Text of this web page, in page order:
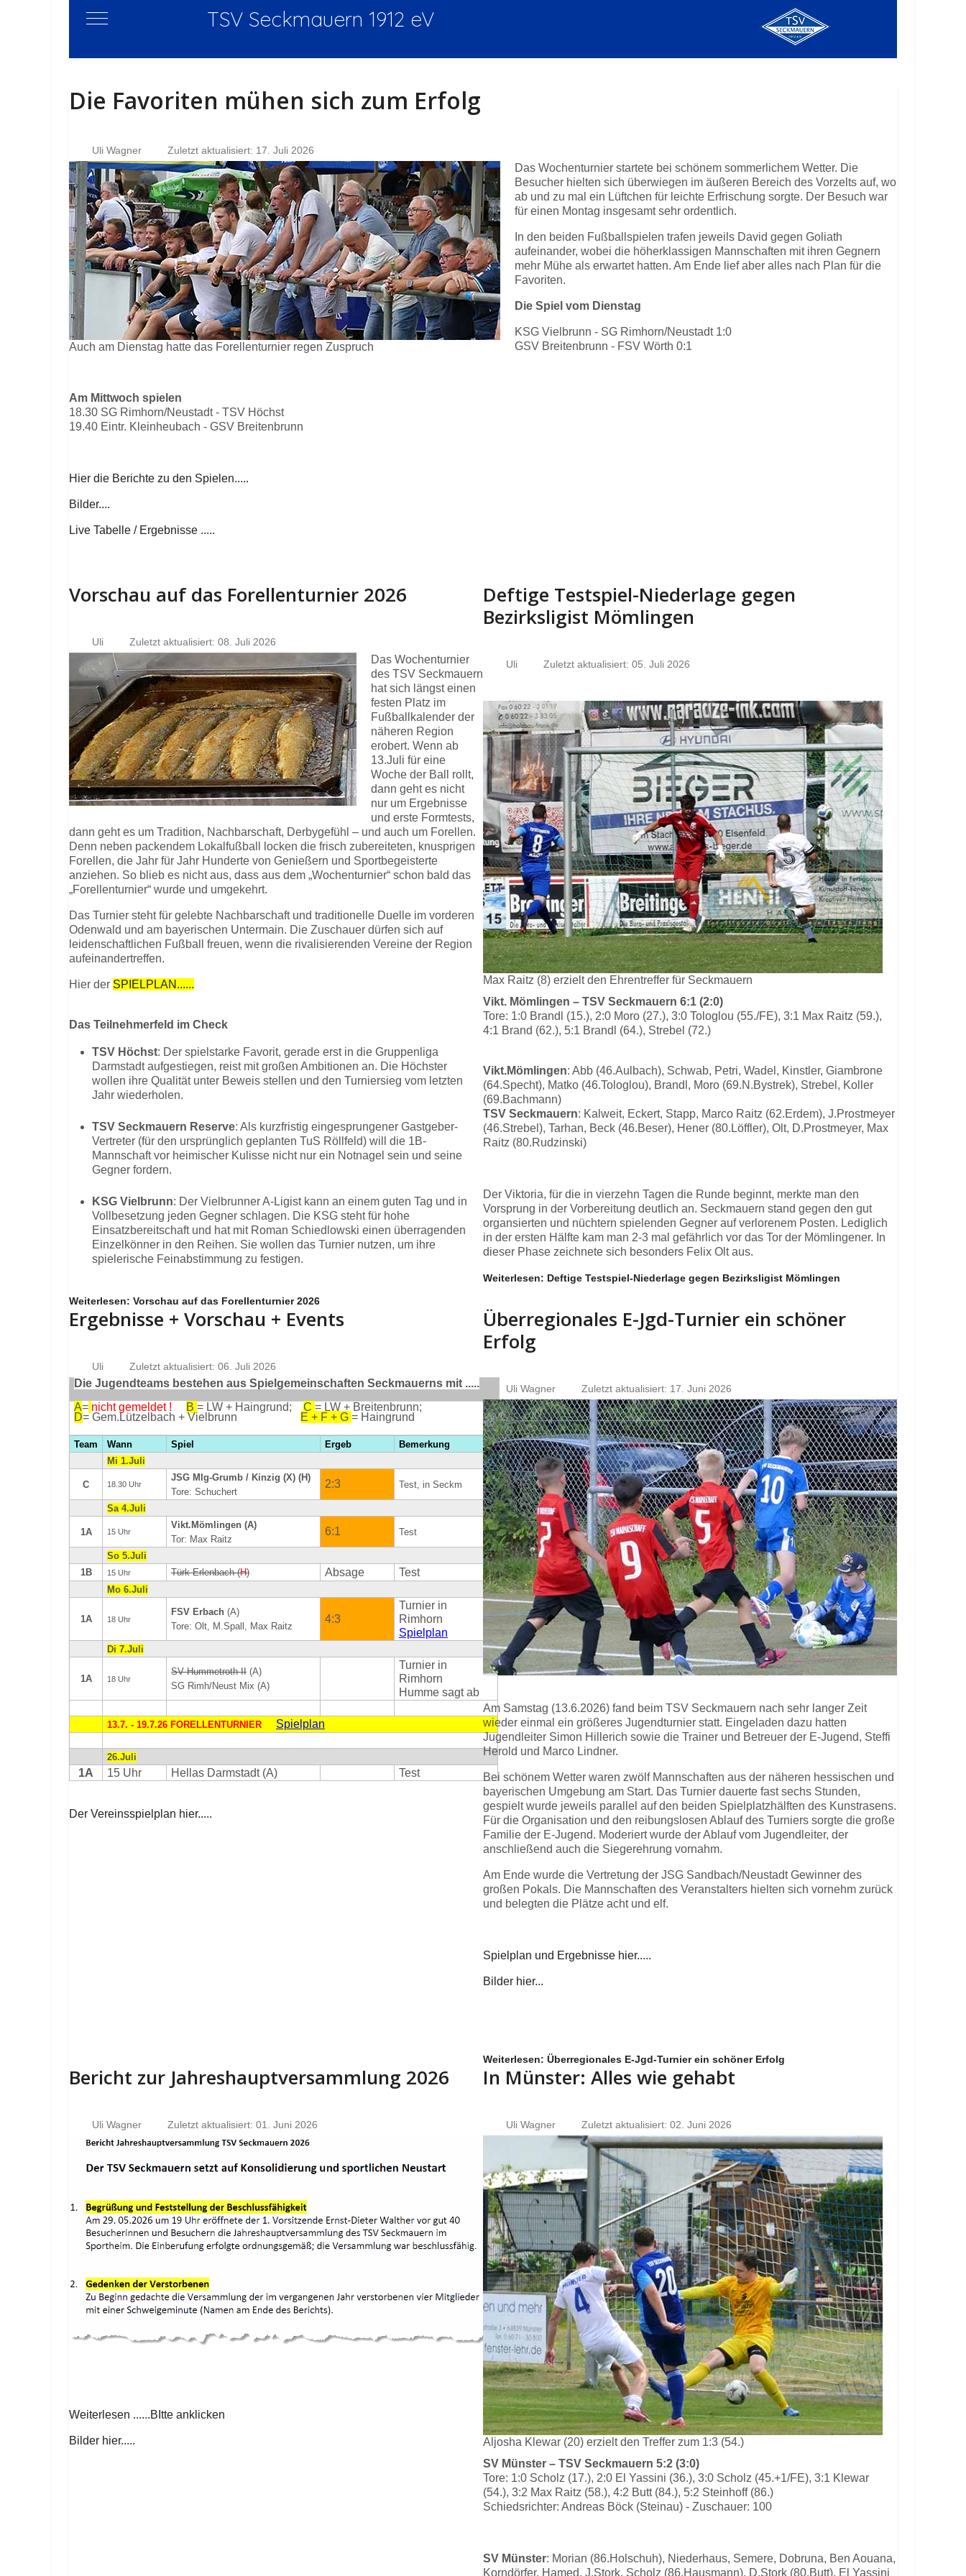
Mobile Menu Toggle TSV Seckmauern 1912 eV
Die Favoriten mühen sich zum Erfolg
Uli Wagner Zuletzt aktualisiert: 17. Juli 2026
Auch am Dienstag hatte das Forellenturnier regen Zuspruch
Das Wochenturnier startete bei schönem sommerlichem Wetter. Die
Besucher hielten sich überwiegen im äußeren Bereich des Vorzelts auf, wo
ab und zu mal ein Lüftchen für leichte Erfrischung sorgte. Der Besuch war
für einen Montag insgesamt sehr ordentlich.
In den beiden Fußballspielen trafen jeweils David gegen Goliath
aufeinander, wobei die höherklassigen Mannschaften mit ihren Gegnern
mehr Mühe als erwartet hatten. Am Ende lief aber alles nach Plan für die
Favoriten.
Die Spiel vom Dienstag
KSG Vielbrunn - SG Rimhorn/Neustadt 1:0
GSV Breitenbrunn - FSV Wörth 0:1
Am Mittwoch spielen
18.30 SG Rimhorn/Neustadt - TSV Höchst
19.40 Eintr. Kleinheubach - GSV Breitenbrunn
Hier die Berichte zu den Spielen.....
Bilder....
Live Tabelle / Ergebnisse .....
Vorschau auf das Forellenturnier 2026
Uli Zuletzt aktualisiert: 08. Juli 2026
Das Wochenturnier
des TSV Seckmauern
hat sich längst einen
festen Platz im
Fußballkalender der
näheren Region
erobert. Wenn ab
13.Juli für eine
Woche der Ball rollt,
dann geht es nicht
nur um Ergebnisse
und erste Formtests,
dann geht es um Tradition, Nachbarschaft, Derbygefühl – und auch um Forellen.
Denn neben packendem Lokalfußball locken die frisch zubereiteten, knusprigen
Forellen, die Jahr für Jahr Hunderte von Genießern und Sportbegeisterte
anziehen. So blieb es nicht aus, dass aus dem „Wochenturnier“ schon bald das
„Forellenturnier“ wurde und umgekehrt.
Das Turnier steht für gelebte Nachbarschaft und traditionelle Duelle im vorderen
Odenwald und am bayerischen Untermain. Die Zuschauer dürfen sich auf
leidenschaftlichen Fußball freuen, wenn die rivalisierenden Vereine der Region
aufeinandertreffen.
Hier der SPIELPLAN......
Das Teilnehmerfeld im Check
TSV Höchst: Der spielstarke Favorit, gerade erst in die Gruppenliga
Darmstadt aufgestiegen, reist mit großen Ambitionen an. Die Höchster
wollen ihre Qualität unter Beweis stellen und den Turniersieg vom letzten
Jahr wiederholen.
TSV Seckmauern Reserve: Als kurzfristig eingesprungener Gastgeber-
Vertreter (für den ursprünglich geplanten TuS Röllfeld) will die 1B-
Mannschaft vor heimischer Kulisse nicht nur ein Notnagel sein und seine
Gegner fordern.
KSG Vielbrunn: Der Vielbrunner A-Ligist kann an einem guten Tag und in
Vollbesetzung jeden Gegner schlagen. Die KSG steht für hohe
Einsatzbereitschaft und hat mit Roman Schiedlowski einen überragenden
Einzelkönner in den Reihen. Sie wollen das Turnier nutzen, um ihre
spielerische Feinabstimmung zu festigen.
Weiterlesen: Vorschau auf das Forellenturnier 2026
Deftige Testspiel-Niederlage gegen
Bezirksligist Mömlingen
Uli Zuletzt aktualisiert: 05. Juli 2026
Max Raitz (8) erzielt den Ehrentreffer für Seckmauern
Vikt. Mömlingen – TSV Seckmauern 6:1 (2:0)
Tore: 1:0 Brandl (15.), 2:0 Moro (27.), 3:0 Tologlou (55./FE), 3:1 Max Raitz (59.),
4:1 Brand (62.), 5:1 Brandl (64.), Strebel (72.)
Vikt.Mömlingen: Abb (46.Aulbach), Schwab, Petri, Wadel, Kinstler, Giambrone
(64.Specht), Matko (46.Tologlou), Brandl, Moro (69.N.Bystrek), Strebel, Koller
(69.Bachmann)
TSV Seckmauern: Kalweit, Eckert, Stapp, Marco Raitz (62.Erdem), J.Prostmeyer
(46.Strebel), Tarhan, Beck (46.Beser), Hener (80.Löffler), Olt, D.Prostmeyer, Max
Raitz (80.Rudzinski)
Der Viktoria, für die in vierzehn Tagen die Runde beginnt, merkte man den
Vorsprung in der Vorbereitung deutlich an. Seckmauern stand gegen den gut
organsierten und nüchtern spielenden Gegner auf verlorenem Posten. Lediglich
in der ersten Hälfte kam man 2-3 mal gefährlich vor das Tor der Mömlingener. In
dieser Phase zeichnete sich besonders Felix Olt aus.
Weiterlesen: Deftige Testspiel-Niederlage gegen Bezirksligist Mömlingen
Ergebnisse + Vorschau + Events
Uli Zuletzt aktualisiert: 06. Juli 2026
Die Jugendteams bestehen aus Spielgemeinschaften Seckmauerns mit .....
A= nicht gemeldet ! B = LW + Haingrund; C = LW + Breitenbrunn;
D= Gem.Lützelbach + Vielbrunn E + F + G = Haingrund
Team Wann Spiel Ergeb
Bemerkung
Mi 1.Juli
C 18.30 Uhr
JSG Mlg-Grumb / Kinzig (X) (H)
Tore: Schuchert
2:3 Test, in Seckm
Sa 4.Juli
1A 15 Uhr
Vikt.Mömlingen (A)
Tor: Max Raitz
6:1 Test
So 5.Juli
1B
15 Uhr Türk Erlenbach (H) Absage Test
Mo 6.Juli
1A 18 Uhr
FSV Erbach (A)
Tore: Olt, M.Spall, Max Raitz
4:3
Turnier in
Rimhorn
Spielplan
Di 7.Juli
1A 18 Uhr
SV Hummetroth II (A)
SG Rimh/Neust Mix (A)
Turnier in
Rimhorn
Humme sagt ab
13.7. - 19.7.26 FORELLENTURNIER Spielplan
26.Juli
1A 15 Uhr Hellas Darmstadt (A) Test
Der Vereinsspielplan hier.....
Überregionales E-Jgd-Turnier ein schöner
Erfolg
Uli Wagner Zuletzt aktualisiert: 17. Juni 2026
Am Samstag (13.6.2026) fand beim TSV Seckmauern nach sehr langer Zeit
wieder einmal ein größeres Jugendturnier statt. Eingeladen dazu hatten
Jugendleiter Simon Hillerich sowie die Trainer und Betreuer der E-Jugend, Steffi
Herold und Marco Lindner.
Bei schönem Wetter waren zwölf Mannschaften aus der näheren hessischen und
bayerischen Umgebung am Start. Das Turnier dauerte fast sechs Stunden,
gespielt wurde jeweils parallel auf den beiden Spielplatzhälften des Kunstrasens.
Für die Organisation und den reibungslosen Ablauf des Turniers sorgte die große
Familie der E-Jugend. Moderiert wurde der Ablauf vom Jugendleiter, der
anschließend auch die Siegerehrung vornahm.
Am Ende wurde die Vertretung der JSG Sandbach/Neustadt Gewinner des
großen Pokals. Die Mannschaften des Veranstalters hielten sich vornehm zurück
und belegten die Plätze acht und elf.
Spielplan und Ergebnisse hier.....
Bilder hier...
Weiterlesen: Überregionales E-Jgd-Turnier ein schöner Erfolg
Bericht zur Jahreshauptversammlung 2026
Uli Wagner Zuletzt aktualisiert: 01. Juni 2026
Weiterlesen ......BItte anklicken
Bilder hier.....
In Münster: Alles wie gehabt
Uli Wagner Zuletzt aktualisiert: 02. Juni 2026
Aljosha Klewar (20) erzielt den Treffer zum 1:3 (54.)
SV Münster – TSV Seckmauern 5:2 (3:0)
Tore: 1:0 Scholz (17.), 2:0 El Yassini (36.), 3:0 Scholz (45.+1/FE), 3:1 Klewar
(54.), 3:2 Max Raitz (58.), 4:2 Butt (84.), 5:2 Steinhoff (86.)
Schiedsrichter: Andreas Böck (Steinau) - Zuschauer: 100
SV Münster: Morian (86.Holschuh), Niederhaus, Semere, Dobruna, Ben Aouana,
Korndörfer, Hamed, J.Stork, Scholz (86.Hausmann), D.Stork (80.Butt), El Yassini